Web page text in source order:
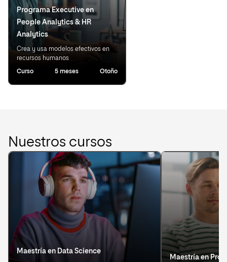
Programa Executive en
People Analytics & HR
Analytics
Crea y usa modelos efectivos en
recursos humanos
Curso 5 meses Otoño
Nuestros cursos
Maestría en Data Science
Maestría en